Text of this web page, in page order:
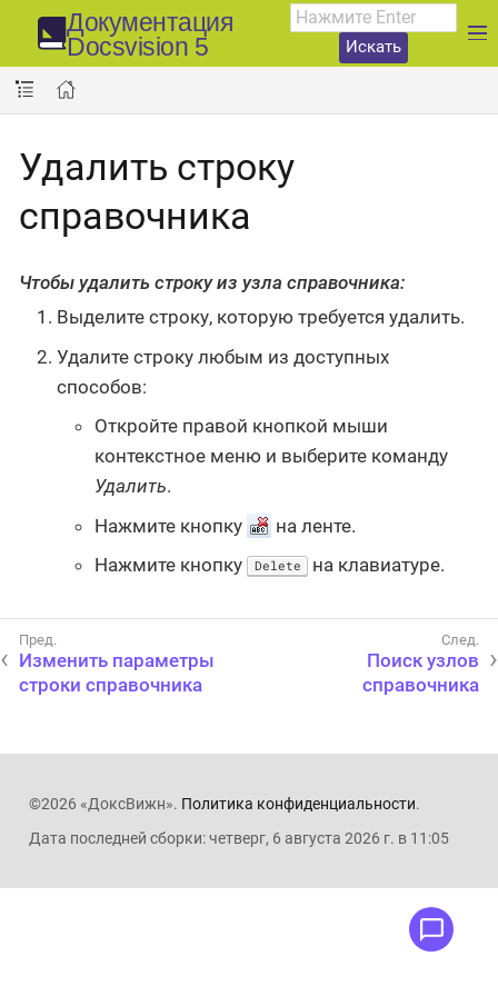
Документация
Docsvision 5
Искать
Удалить строку
справочника
Чтобы удалить строку из узла справочника:
Выделите строку, которую требуется удалить.
Удалите строку любым из доступных
способов:
Откройте правой кнопкой мыши
контекстное меню и выберите команду
Удалить.
Нажмите кнопку
на ленте.
Нажмите кнопку
Delete на клавиатуре.
Изменить параметры
строки справочника
Поиск узлов
справочника
©2026 «ДоксВижн». Политика конфиденциальности.
Дата последней сборки: четверг, 6 августа 2026 г. в 11:05